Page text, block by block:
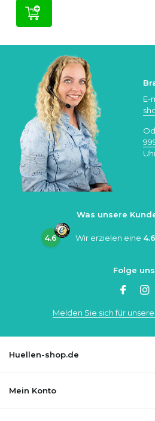
E-
Was unsere
4.6 Wir erzielen eine 4.6
Folge uns
Melden Sie sich für
Huellen-shop.de
Mein Konto